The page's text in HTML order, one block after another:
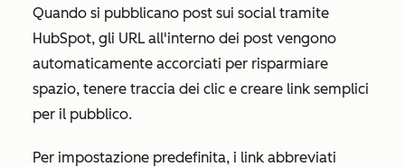
Quando si pubblicano post sui social tramite
HubSpot, gli URL all'interno dei post vengono
automaticamente accorciati per risparmiare
spazio, tenere traccia dei clic e creare link semplici
per il pubblico.
Per impostazione predefinita, i link abbreviati